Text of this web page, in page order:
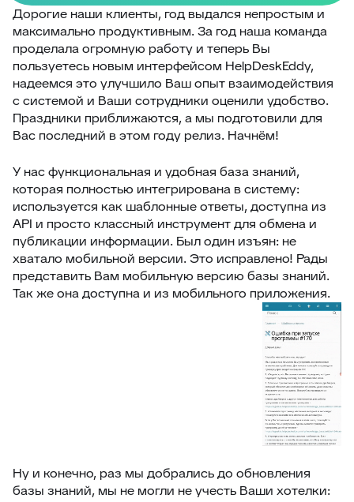
Дорогие наши клиенты, год выдался непростым и
максимально продуктивным. За год наша команда
проделала огромную работу и теперь Вы
пользуетесь новым интерфейсом HelpDeskEddy,
надеемся это улучшило Ваш опыт взаимодействия
с системой и Ваши сотрудники оценили удобство.
Праздники приближаются, а мы подготовили для
Вас последний в этом году релиз. Начнём!
У нас функциональная и удобная база знаний,
которая полностью интегрирована в систему:
используется как шаблонные ответы, доступна из
API и просто классный инструмент для обмена и
публикации информации. Был один изъян: не
хватало мобильной версии. Это исправлено! Рады
представить Вам мобильную версию базы знаний.
Так же она доступна и из мобильного приложения.
Ну и конечно, раз мы добрались до обновления
базы знаний, мы не могли не учесть Ваши хотелки: